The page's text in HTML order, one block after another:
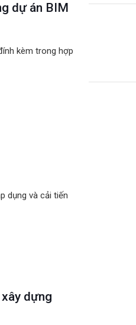
dự án BIM
kèm trong hợp
dụng và cải tiến
dựng